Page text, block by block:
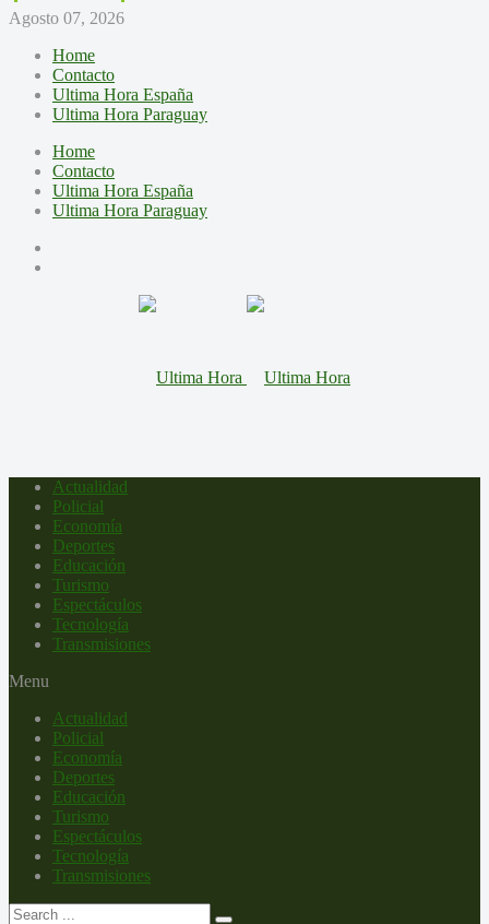
Agosto 07, 2026
Home
Contacto
Ultima Hora España
Ultima Hora Paraguay
Home
Contacto
Ultima Hora España
Ultima Hora Paraguay
Actualidad
Policial
Economía
Deportes
Educación
Turismo
Espectáculos
Tecnología
Transmisiones
Menu
Actualidad
Policial
Economía
Deportes
Educación
Turismo
Espectáculos
Tecnología
Transmisiones